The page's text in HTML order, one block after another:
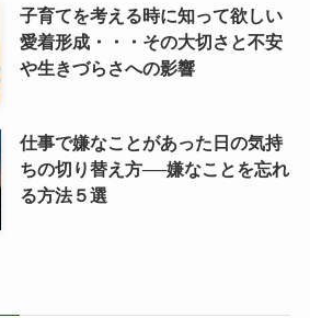
子育てを考える時に知って欲しい
愛着形成・・・その大切さと不安
や生きづらさへの影響
仕事で嫌なことがあった日の気持
ちの切り替え方──嫌なことを忘れ
る方法５選